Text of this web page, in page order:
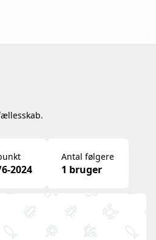
2024
Antal følgere
1 bruger